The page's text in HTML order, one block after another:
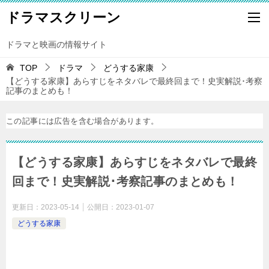
ドラマスクリーン
ドラマと映画の情報サイト
TOP ドラマ
どうする家康
【どうする家康】あらすじをネタバレで最終回まで！史実解説･考察
記事のまとめも！
この記事には広告を含む場合があります。
【どうする家康】あらすじをネタバレで最終
回まで！史実解説･考察記事のまとめも！
更新日： 2023-05-14 公開日： 2023-01-07
どうする家康